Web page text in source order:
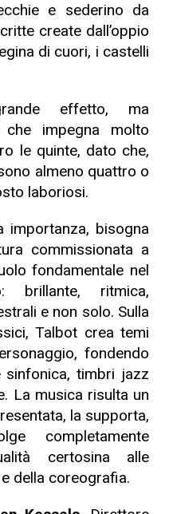
e sederino da
create dall’oppio
di cuori, i castelli
effetto, ma
impegna molto
le quinte, dato che,
almeno quattro o
laboriosi.
importanza, bisogna
commissionata a
fondamentale nel
brillante, ritmica,
e non solo. Sulla
Talbot crea temi
fondendo
sinfonica, timbri jazz
La musica risulta un
la supporta,
completamente
certosina alle
della coreografia.